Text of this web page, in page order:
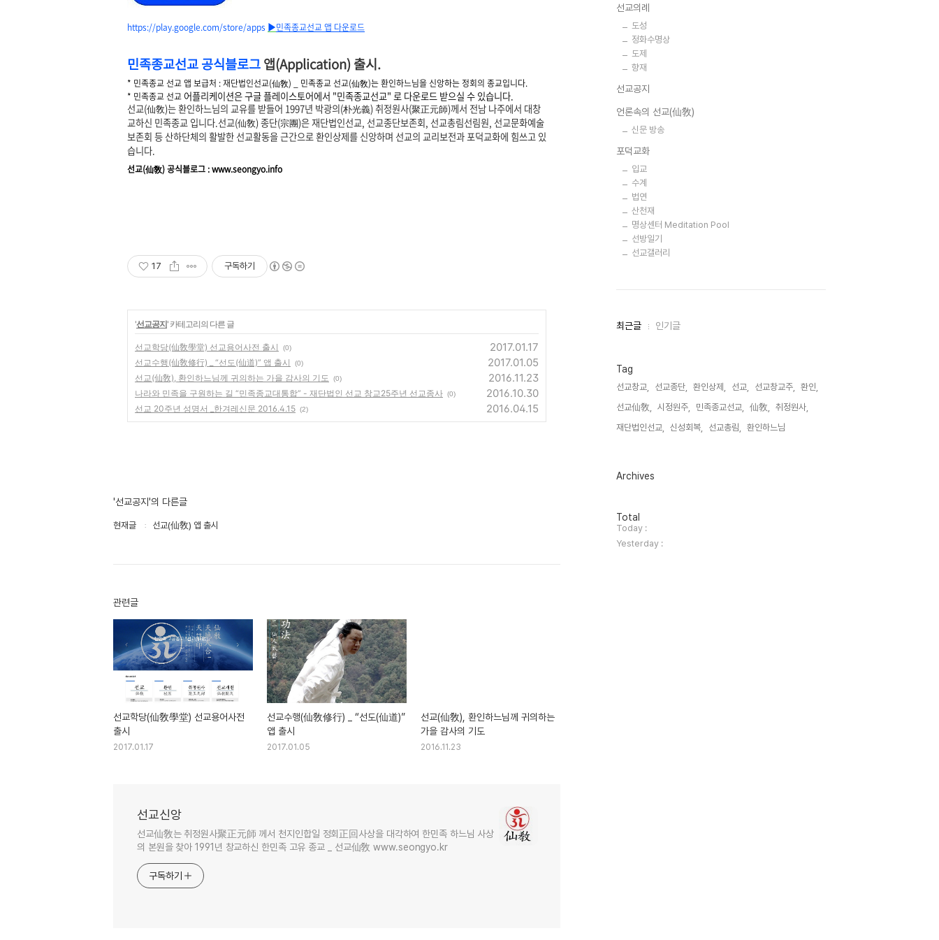
https://play.google.com/store/apps ▶민족종교선교 앱 다운로드
민족종교선교공식블로그앱(Application)출시.
* 민족종교 선교 앱 보급처 : 재단법인선교(仙敎) _ 민족종교 선교(仙敎)는 환인하느님을 신앙하는 정회의 종교입니다.
* 민족종교 선교 어플리케이션은 구글 플레이스토어에서 "민족종교선교" 로 다운로드 받으실 수 있습니다.
선교(仙敎)는 환인하느님의 교유를 받들어 1997년 박광의(朴光義)취정원사(聚正元師)께서 전남 나주에서 대창
교하신 민족종교 입니다.선교(仙敎)종단(宗團)은 재단법인선교, 선교종단보존회, 선교총림선림원, 선교문화예술
보존회 등 산하단체의 활발한 선교활동을 근간으로 환인상제를 신앙하며 선교의 교리보전과 포덕교화에 힘쓰고 있
습니다.
선교(仙敎) 공식블로그 :www.seongyo.info
17 구독하기
'선교공지' 카테고리의 다른 글
선교학당(仙敎學堂) 선교용어사전 출시 (0) 2017.01.17
선교수행(仙敎修行) _ “선도(仙道)” 앱 출시 (0) 2017.01.05
선교(仙敎), 환인하느님께 귀의하는 가을 감사의 기도 (0) 2016.11.23
나라와 민족을 구원하는 길 “민족종교대통합” - 재단법인 선교 창교25주년 선교종사 (0) 2016.10.30
선교 20주년 성명서 _한겨레신문 2016.4.15 (2) 2016.04.15
'선교공지'의 다른글
현재글 선교(仙敎) 앱 출시
관련글
선교학당(仙敎學堂) 선교용어사전
출시
2017.01.17
선교수행(仙敎修行) _ “선도(仙道)”
앱 출시
2017.01.05
선교(仙敎), 환인하느님께 귀의하는
가을 감사의 기도
2016.11.23
선교신앙
선교仙敎는 취정원사聚正元師 께서 천지인합일 정회正回사상을 대각하여 한민족 하느님 사상
의 본원을 찾아 1991년 창교하신 한민족 고유 종교 _ 선교仙敎 www.seongyo.kr
구독하기
선교의례
도성
정화수명상
도제
향재
선교공지
언론속의 선교(仙敎)
신문 방송
포덕교화
입교
수계
법연
산천재
명상센터 Meditation Pool
선방일기
선교갤러리
최
인
글
최근글 인기글
Tag
선교창교, 선교종단, 환인상제, 선교, 선교창교주,
환인,
선교仙敎,
시정원주, 민족종교선교, 仙敎,
취정원사,
재단법인선교,
신성회복, 선교총림, 환인하느님,
Archives
방
문
자
수
Total
Today :
Yesterday :